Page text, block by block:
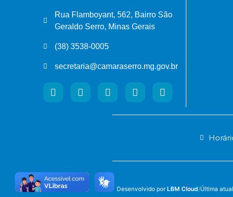
Rua Flamboyant, 562, Bairro São
Geraldo Serro, Minas Gerais
(38) 3538-0005
secretaria@camaraserro.mg.gov.br
Desenvolvido porLBM Cloud/Última